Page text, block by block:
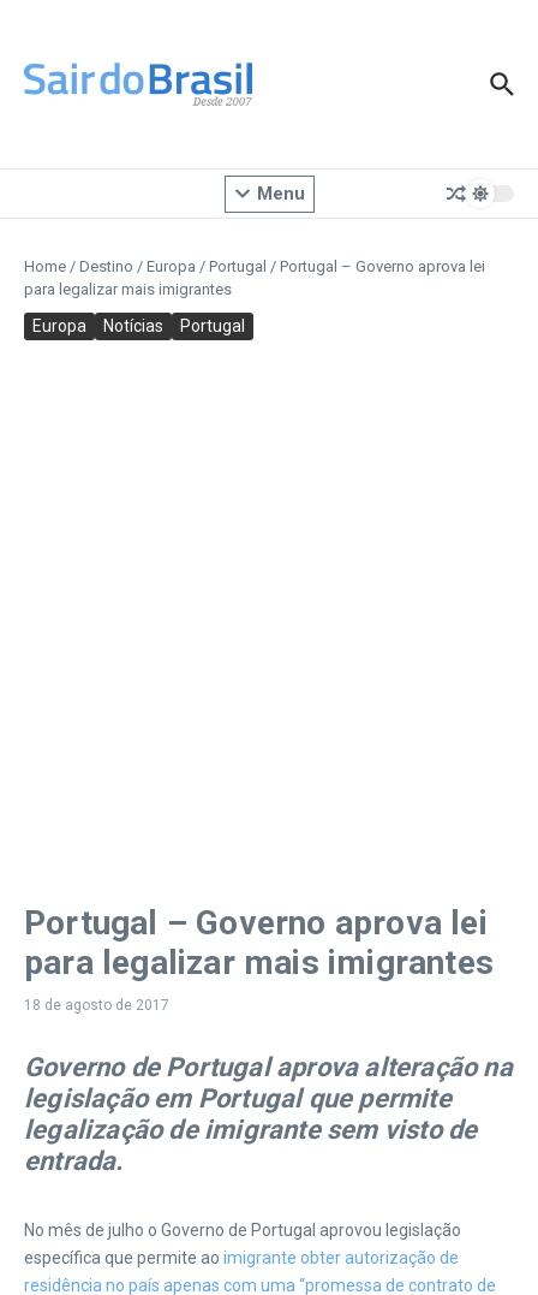
Menu
Home / Destino / Europa / Portugal / Portugal – Governo aprova lei
para legalizar mais imigrantes
Europa Notícias Portugal
Portugal – Governo aprova lei
para legalizar mais imigrantes
18 de agosto de 2017
Governo de Portugal aprova alteração na
legislação em Portugal que permite
legalização de imigrante sem visto de
entrada.
No mês de julho o Governo de Portugal aprovou legislação
específica que permite ao imigrante obter autorização de
residência no país apenas com uma “promessa de contrato de